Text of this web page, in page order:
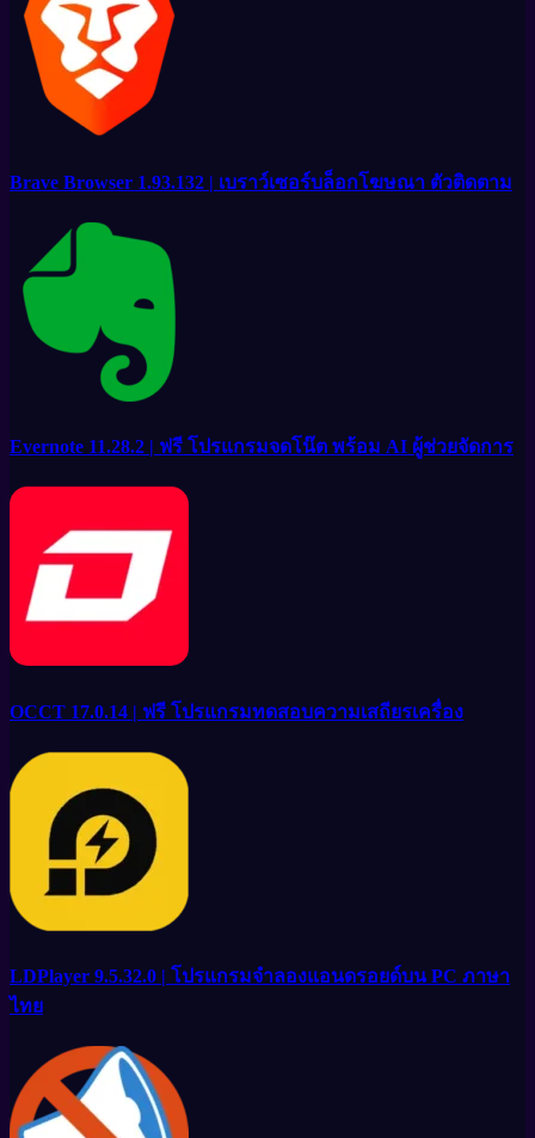
Brave Browser 1.93.132 | เบราว์เซอร์บล็อกโฆษณา ตัวติดตาม
Evernote 11.28.2 | ฟรี โปรแกรมจดโน๊ต พร้อม AI ผู้ช่วยจัดการ
OCCT 17.0.14 | ฟรี โปรแกรมทดสอบความเสถียรเครื่อง
LDPlayer 9.5.32.0 | โปรแกรมจำลองแอนดรอยด์บน PC ภาษา
ไทย